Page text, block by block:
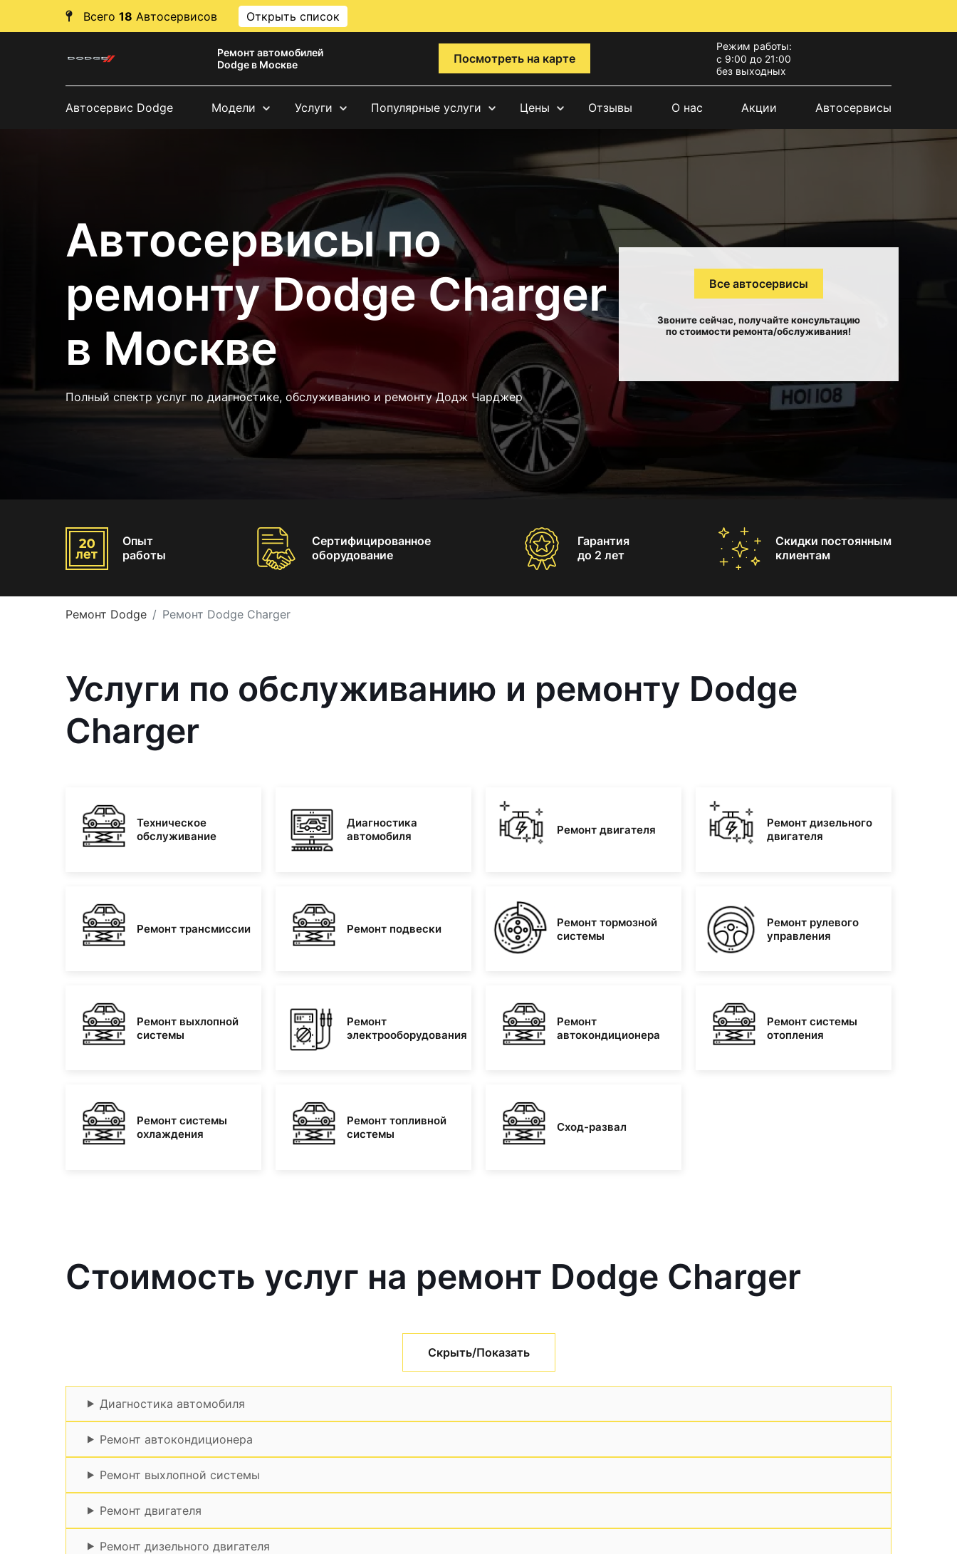
Всего 18 Автосервисов Открыть список
Ремонт автомобилей
Dodge в Москве
Посмотреть на карте
Режим работы:
с 9:00 до 21:00
без выходных
Автосервис Dodge Модели Услуги Популярные услуги Цены Отзывы О нас Акции Автосервисы
Автосервисы по
ремонту Dodge Charger
в Москве
Полный спектр услуг по диагностике, обслуживанию и ремонту Додж Чарджер
Все автосервисы
Звоните сейчас, получайте консультацию
по стоимости ремонта/обслуживания!
Опыт
работы
Сертифицированное
оборудование
Гарантия
до 2 лет
Скидки постоянным
клиентам
Ремонт Dodge Ремонт Dodge Charger
Услуги по обслуживанию и ремонту Dodge
Charger
Техническое
обслуживание
Диагностика
автомобиля
Ремонт двигателя
Ремонт дизельного
двигателя
Ремонт трансмиссии Ремонт подвески
Ремонт тормозной
системы
Ремонт рулевого
управления
Ремонт выхлопной
системы
Ремонт
электрооборудования
Ремонт
автокондиционера
Ремонт системы
отопления
Ремонт системы
охлаждения
Ремонт топливной
системы
Сход-развал
Стоимость услуг на ремонт Dodge Charger
Скрыть/Показать
Диагностика автомобиля
Ремонт автокондиционера
Ремонт выхлопной системы
Ремонт двигателя
Ремонт дизельного двигателя